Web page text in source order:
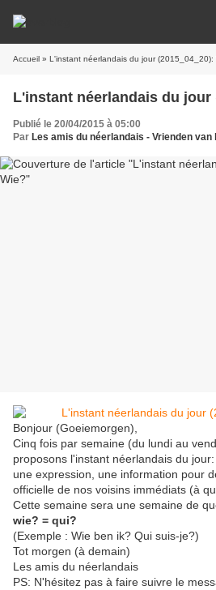
Accueil » L'instant néerlandais du jour (2015_04_20):
L'instant néerlandais du jour
Publié le 20/04/2015 à 05:00
Par Les amis du néerlandais - Vrienden van
Bonjour (Goeiemorgen),
Cinq fois par semaine (du lundi au
proposons l'instant néerlandais du
une expression, une information pour
officielle de nos voisins immédiats (à
Cette semaine sera une semaine de
wie? = qui?
(Exemple : Wie ben ik? Qui suis-je?)
Tot morgen (à demain)
Les amis du néerlandais
PS: N'hésitez pas à faire suivre le